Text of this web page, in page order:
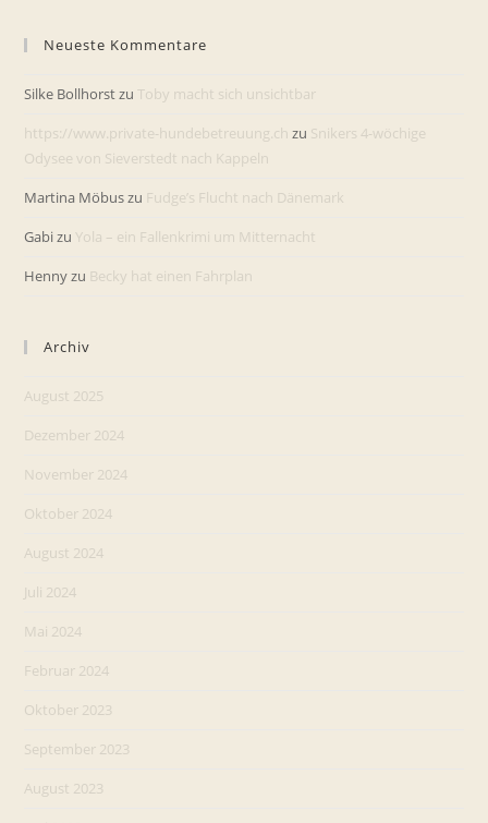
Neueste Kommentare
Silke BollhorstzuToby macht sich unsichtbar
https://www.private-hundebetreuung.ch zu Snikers 4-wöchige
Odysee von Sieverstedt nach Kappeln
Martina Möbuszu Fudge’s Flucht nach Dänemark
Gabizu Yola – ein Fallenkrimi um Mitternacht
Hennyzu Becky hat einen Fahrplan
Archiv
August 2025
Dezember 2024
November 2024
Oktober 2024
August 2024
Juli 2024
Mai 2024
Februar 2024
Oktober 2023
September 2023
August 2023